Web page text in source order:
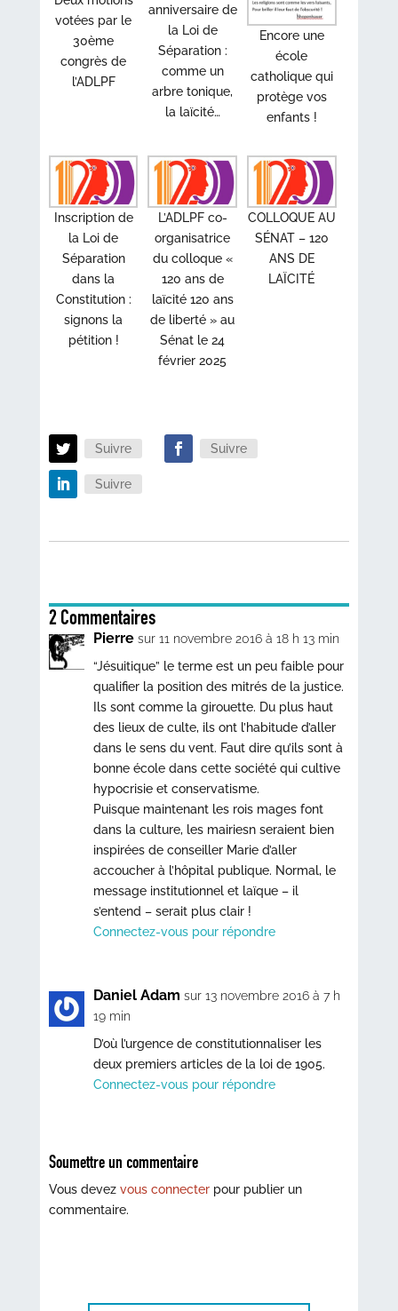
votées par le
30ème
congrès de
l’ADLPF
anniversaire de
la Loi de
Séparation :
comme un
arbre tonique,
la laïcité…
Encore une
école
catholique qui
protège vos
enfants !
Inscription de
la Loi de
Séparation
dans la
Constitution :
signons la
pétition !
L’ADLPF co-
organisatrice
du colloque «
120 ans de
laïcité 120 ans
de liberté » au
Sénat le 24
février 2025
COLLOQUE AU
SÉNAT – 120
ANS DE
LAÏCITÉ
Suivre Suivre
Suivre
2 Commentaires
Pierre sur 11 novembre 2016 à 18 h 13 min
“Jésuitique” le terme est un peu faible pour
qualifier la position des mitrés de la justice.
Ils sont comme la girouette. Du plus haut
des lieux de culte, ils ont l’habitude d’aller
dans le sens du vent. Faut dire qu’ils sont à
bonne école dans cette société qui cultive
hypocrisie et conservatisme.
Puisque maintenant les rois mages font
dans la culture, les mairiesn seraient bien
inspirées de conseiller Marie d’aller
accoucher à l’hôpital publique. Normal, le
message institutionnel et laïque – il
s’entend – serait plus clair !
Connectez-vous pour répondre
Daniel Adam sur 13 novembre 2016 à 7 h
19 min
D’où l’urgence de constitutionnaliser les
deux premiers articles de la loi de 1905.
Connectez-vous pour répondre
Soumettre un commentaire
Vous devez vous connecterpour publier un
commentaire.